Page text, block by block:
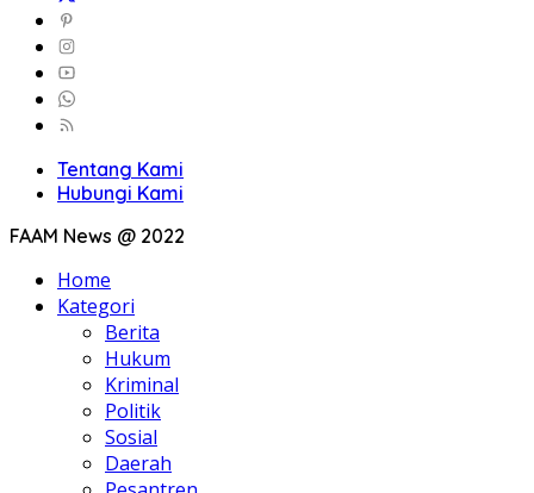
Tentang Kami
Hubungi Kami
FAAM News @ 2022
Home
Kategori
Berita
Hukum
Kriminal
Politik
Sosial
Daerah